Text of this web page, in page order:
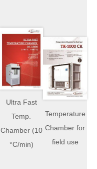
Ultra Fast
Temp.
Chamber (10
°C/min)
Temperature
Chamber for
field use